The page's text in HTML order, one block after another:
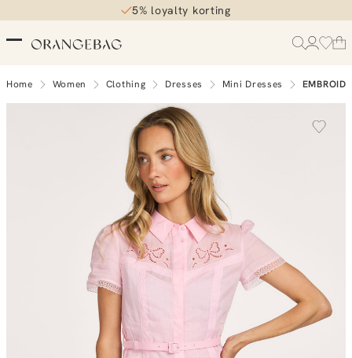
5% loyalty korting
Home Women Clothing Dresses Mini Dresses